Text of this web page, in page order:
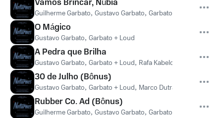
Vamos Brincar, Núbia
Guilherme Garbato, Gustavo Garbato, Garbato + Loud
O Mágico
Gustavo Garbato, Garbato + Loud
A Pedra que Brilha
Gustavo Garbato, Garbato + Loud, Rafa Kabelo
30 de Julho (Bônus)
Gustavo Garbato, Garbato + Loud, Marco Dutra
Rubber Co. Ad (Bônus)
Guilherme Garbato, Gustavo Garbato, Garbato + Loud